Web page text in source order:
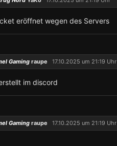
eröffnet wegen des Servers
Gaming raupe 17.10.2025 um 21:19 Uhr
im discord
Gaming raupe 17.10.2025 um 21:19 Uhr